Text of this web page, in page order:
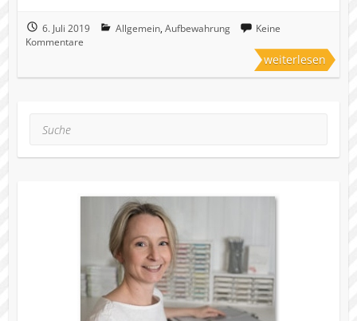
6. Juli 2019 Allgemein, Aufbewahrung
Keine
Kommentare
weiterlesen